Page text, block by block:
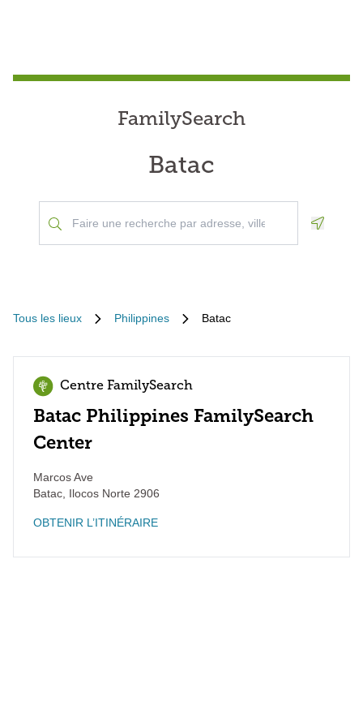
FamilySearch
Batac
Tous les lieux Philippines Batac
Centre FamilySearch
Batac Philippines FamilySearch
Center
Marcos Ave
Batac Ilocos Norte 2906
OBTENIR L’ITINÉRAIRE